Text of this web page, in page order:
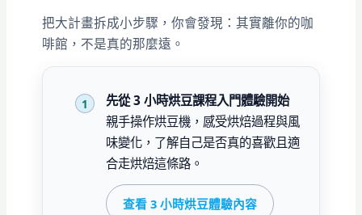
把大計畫拆成小步驟，你會發現：其實離你的咖
啡館，不是真的那麼遠。
先從 3 小時烘豆課程入門體驗開始
親手操作烘豆機，感受烘焙過程與風
味變化，了解自己是否真的喜歡且適
合走烘焙這條路。
查看 3 小時烘豆體驗內容